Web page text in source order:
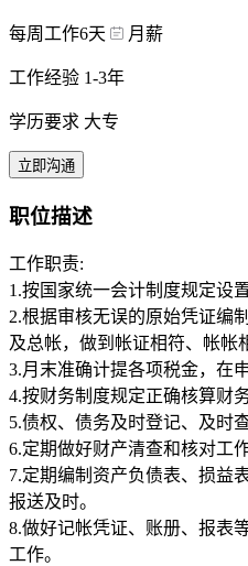
每周工作6天 月薪
工作经验 1-3年
学历要求 大专
立即沟通
职位描述
工作职责:
1.按国家统一会计制度规定设
2.根据审核无误的原始凭证编
及总帐，做到帐证相符、帐帐
3.月末准确计提各项税金，在
4.按财务制度规定正确核算财务
5.债权、债务及时登记、及时
6.定期做好财产清查和核对工
7.定期编制资产负债表、损益
报送及时。
8.做好记帐凭证、账册、报表
工作。